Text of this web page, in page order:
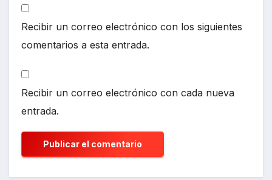
Recibir un correo electrónico con los siguientes
comentarios a esta entrada.
Recibir un correo electrónico con cada nueva
entrada.